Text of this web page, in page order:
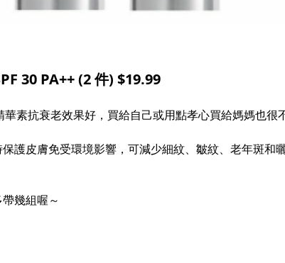
30 PA++ (2 件) $19.99
素抗衰老效果好，買給自己或用點孝心買給媽媽也很
護皮膚免受環境影響，可減少細紋、皺紋、老年斑
幾組喔～